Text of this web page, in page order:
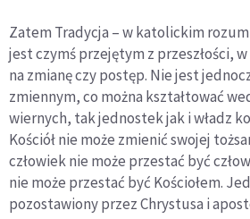
Zatem Tradycja – w katolickim
jest czymś przejętym z przeszłości,
na zmianę czy postęp. Nie jest
zmiennym, co można kształtować
wiernych, tak jednostek jak i władz
Kościół nie może zmienić swojej
człowiek nie może przestać być
nie może przestać być Kościołem.
pozostawiony przez Chrystusa i